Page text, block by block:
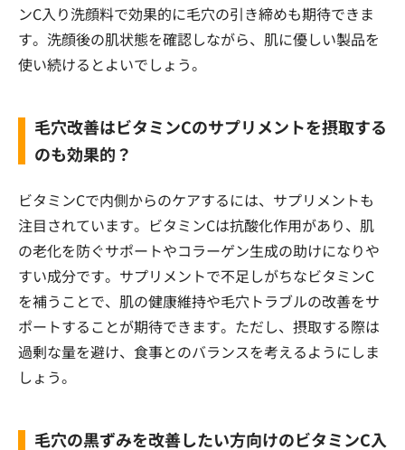
ンC入り洗顔料で効果的に毛穴の引き締めも期待できま
す。洗顔後の肌状態を確認しながら、肌に優しい製品を
使い続けるとよいでしょう。
毛穴改善はビタミンCのサプリメントを摂取する
のも効果的？
ビタミンCで内側からのケアするには、サプリメントも
注目されています。ビタミンCは抗酸化作用があり、肌
の老化を防ぐサポートやコラーゲン生成の助けになりや
すい成分です。サプリメントで不足しがちなビタミンC
を補うことで、肌の健康維持や毛穴トラブルの改善をサ
ポートすることが期待できます。ただし、摂取する際は
過剰な量を避け、食事とのバランスを考えるようにしま
しょう。
毛穴の黒ずみを改善したい方向けのビタミンC入